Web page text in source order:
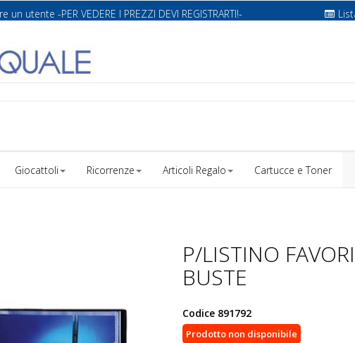
un utente -PER VEDERE I PREZZI DEVI REGISTRARTI!-
Giocattoli Ricorrenze Articoli Regalo Cartucce e Toner
P/LISTINO
BUSTE
Codice 891792
Prodotto non disponibile